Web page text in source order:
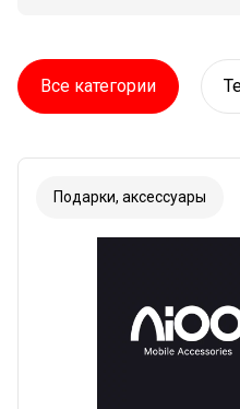
Все категории
Подарки, аксессуары